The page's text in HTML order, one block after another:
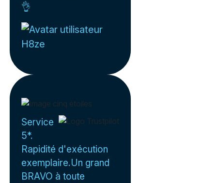
👌
H8ze
Service
5*.
Rapidité d'exécution
exemplaire.Un grand
BRAVO à toute